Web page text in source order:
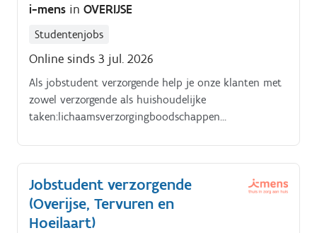
i-mens in OVERIJSE
Studentenjobs
Online sinds 3 jul. 2026
Als jobstudent verzorgende help je onze klanten met
zowel verzorgende als huishoudelijke
taken:lichaamsverzorgingboodschappen
maakt deel uit van het team verzorgenden en wordt
ondersteund door een sectorverantwoordelijke die je
met raad en daad bijstaat.
Jobstudent verzorgende
(Overijse, Tervuren en
Hoeilaart)